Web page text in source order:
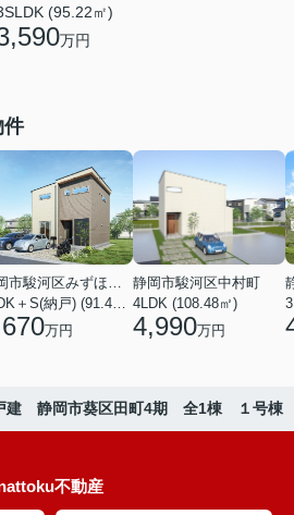
(95.22㎡)
万円
件
静岡市駿河区みずほ２丁目
3LDK＋S(納戸) (91.49㎡)
万円
静岡市駿河区中村町
4LDK (108.48㎡)
4,990万円
建 静岡市葵区田町4期 全1棟 １号棟
不動産